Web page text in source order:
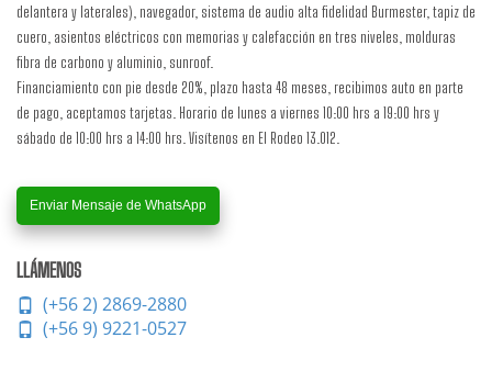
delantera y laterales), navegador, sistema de audio alta fidelidad Burmester, tapiz de
cuero, asientos eléctricos con memorias y calefacción en tres niveles, molduras
fibra de carbono y aluminio, sunroof.
Financiamiento con pie desde 20%, plazo hasta 48 meses, recibimos auto en parte
de pago, aceptamos tarjetas. Horario de lunes a viernes 10:00 hrs a 19:00 hrs y
sábado de 10:00 hrs a 14:00 hrs. Visítenos en El Rodeo 13.012.
Enviar Mensaje de WhatsApp
LLÁMENOS
(+56 2) 2869-2880
(+56 9) 9221-0527